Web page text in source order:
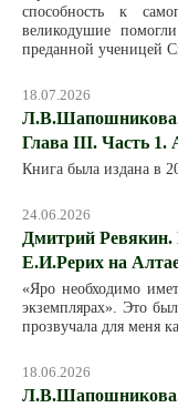
способность к
великодушие
преданной ученицей
18.07.2026
Л.В.Шапошникова.
Глава III. Часть 1.
Книга была издана в
24.06.2026
Дмитрий Ревякин.
Е.И.Рерих на
«Яро необходимо
экземплярах». Это
прозвучала для меня
18.06.2026
Л.В.Шапошникова.